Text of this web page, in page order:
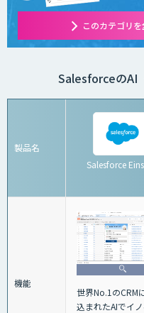
このカテゴリ
SalesforceのAI
製品名
Salesforce
機能
世界No.1のCRM
込まれたAIでイ